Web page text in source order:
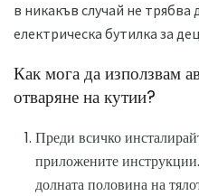
в никакъв случай не
електрическа бутилка за
Как мога да използвам
отваряне на кутии?
Преди всичко
приложените
долната половина на